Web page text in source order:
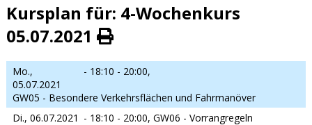
Kursplan für: 4-Wochenkurs
05.07.2021
Mo.,
05.07.2021
- 18:10 - 20:00,
GW05 - Besondere Verkehrsflächen und Fahrmanöver
Di., 06.07.2021 - 18:10 - 20:00, GW06 - Vorrangregeln